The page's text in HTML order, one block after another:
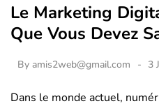
Le Marketing
Que Vous Devez
By amis2web@gmail.com 3
Dans le monde actuel,